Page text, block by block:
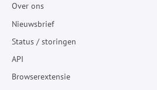
Over ons
Nieuwsbrief
Status / storingen
API
Browserextensie